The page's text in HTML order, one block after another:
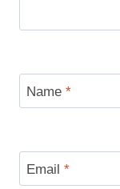
Name *
Email *